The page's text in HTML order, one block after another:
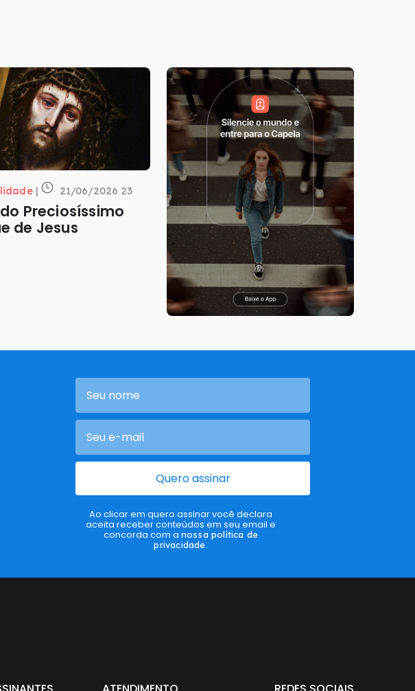
| 21/06/2026 23
Preciosíssimo
de Jesus
Quero assinar
Ao clicar em quero assinar você declara
aceita receber conteúdos em seu email e
concorda com a nossa política de
privacidade.